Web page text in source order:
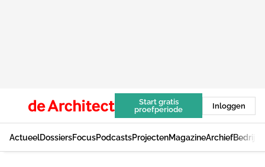
Start gratis
proefperiode
Inloggen
ActueelDossiersFocusPodcastsProjectenMagazineArchief